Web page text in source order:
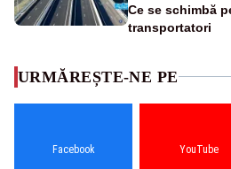
Ce se schimbă
transportatori
URMĂREȘTE-NE PE
Facebook YouTube